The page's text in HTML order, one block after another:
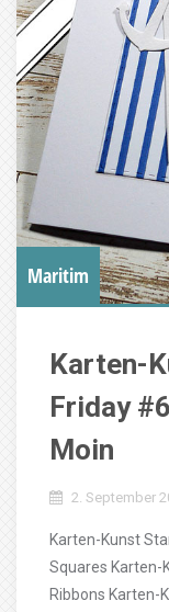
Maritim
Karten-
Friday
Moin
2. September
Karten-Kunst
Squares Karten-
Ribbons Karten-